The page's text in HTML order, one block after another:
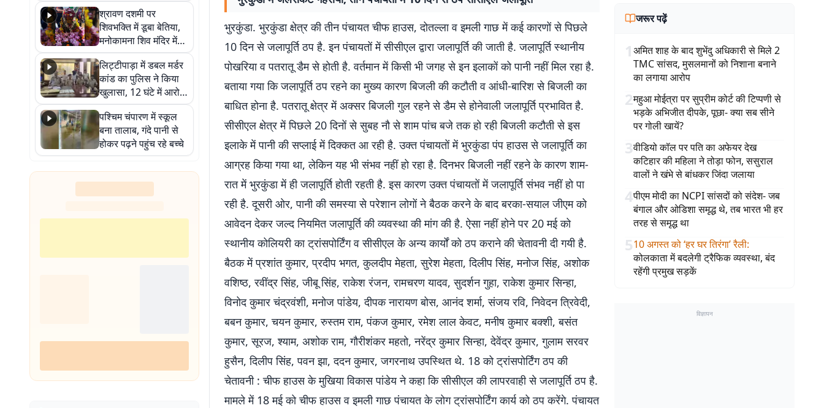
जताया आक्रोश
श्रावण दशमी पर
शिवभक्ति में डूबा बेतिया,
मनोकामना शिव मंदिर में
हुआ भव्य श्रृंगार
लिट्टीपाड़ा में डबल मर्डर
कांड का पुलिस ने किया
खुलासा, 12 घंटे में आरोपी
गिरफ्तार
पश्चिम चंपारण में स्कूल
बना तालाब, गंदे पानी से
होकर पढ़ने पहुंच रहे बच्चे
भुरकुंडा. भुरकुंडा क्षेत्र की तीन पंचायत चीफ हाउस, दोतल्ला व इमली गाछ में कई कारणों से पिछले
10 दिन से जलापूर्ति ठप है. इन पंचायतों में सीसीएल द्वारा जलापूर्ति की जाती है. जलापूर्ति स्थानीय
पोखरिया व पतरातू डैम से होती है. वर्तमान में किसी भी जगह से इन इलाकों को पानी नहीं मिल रहा है.
बताया गया कि जलापूर्ति ठप रहने का मुख्य कारण बिजली की कटौती व आंधी-बारिश से बिजली का
बाधित होना है. पतरातू क्षेत्र में अक्सर बिजली गुल रहने से डैम से होनेवाली जलापूर्ति प्रभावित है.
सीसीएल क्षेत्र में पिछले 20 दिनों से सुबह नौ से शाम पांच बजे तक हो रही बिजली कटौती से इस
इलाके में पानी की सप्लाई में दिक्कत आ रही है. उक्त पंचायतों में भुरकुंडा पंप हाउस से जलापूर्ति का
आग्रह किया गया था, लेकिन यह भी संभव नहीं हो रहा है. दिनभर बिजली नहीं रहने के कारण शाम-
रात में भुरकुंडा में ही जलापूर्ति होती रहती है. इस कारण उक्त पंचायतों में जलापूर्ति संभव नहीं हो पा
रही है. दूसरी ओर, पानी की समस्या से परेशान लोगों ने बैठक करने के बाद बरका-सयाल जीएम को
आवेदन देकर जल्द नियमित जलापूर्ति की व्यवस्था की मांग की है. ऐसा नहीं होने पर 20 मई को
स्थानीय कोलियरी का ट्रांसपोर्टिंग व सीसीएल के अन्य कार्यों को ठप कराने की चेतावनी दी गयी है.
बैठक में प्रशांत कुमार, प्रदीप भगत, कुलदीप मेहता, सुरेश मेहता, दिलीप सिंह, मनोज सिंह, अशोक
वशिष्ठ, रवींद्र सिंह, जीबू सिंह, राकेश रंजन, रामचरण यादव, सुदर्शन गुहा, राकेश कुमार सिन्हा,
विनोद कुमार चंद्रवंशी, मनोज पांडेय, दीपक नारायण बोस, आनंद शर्मा, संजय रवि, निवेदन त्रिवेदी,
बबन कुमार, चयन कुमार, रुस्तम राम, पंकज कुमार, रमेश लाल केवट, मनीष कुमार बक्शी, बसंत
कुमार, सूरज, श्याम, अशोक राम, गौरीशंकर महतो, नरेंद्र कुमार सिन्हा, देवेंद्र कुमार, गुलाम सरवर
हुसैन, दिलीप सिंह, पवन झा, ददन कुमार, जगरनाथ उपस्थित थे. 18 को ट्रांसपोर्टिंग ठप की
चेतावनी : चीफ हाउस के मुखिया विकास पांडेय ने कहा कि सीसीएल की लापरवाही से जलापूर्ति ठप है.
मामले में 18 मई को चीफ हाउस व इमली गाछ पंचायत के लोग ट्रांसपोर्टिंग कार्य को ठप करेंगे. पंचायत
जरूर पढ़ें
1अमित शाह के बाद शुभेंदु अधिकारी से मिले 2
TMC सांसद, मुसलमानों को निशाना बनाने
का लगाया आरोप
2महुआ मोईत्रा पर सुप्रीम कोर्ट की टिप्पणी से
भड़के अभिजीत दीपके, पूछा- क्या सब सीने
पर गोली खायें?
3वीडियो कॉल पर पति का अफेयर देख
कटिहार की महिला ने तोड़ा फोन, ससुराल
वालों ने खंभे से बांधकर जिंदा जलाया
4पीएम मोदी का NCPI सांसदों को संदेश- जब
बंगाल और ओडिशा समृद्ध थे, तब भारत भी हर
तरह से समृद्ध था
510 अगस्त को ‘हर घर तिरंगा’ रैली:
कोलकाता में बदलेगी ट्रैफिक व्यवस्था, बंद
रहेंगी प्रमुख सड़कें
विज्ञापन